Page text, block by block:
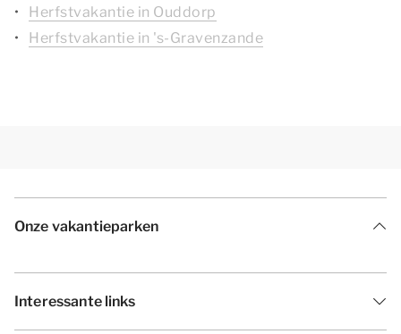
Herfstvakantie in Ouddorp
Herfstvakantie in 's-Gravenzande
Onze vakantieparken
Interessante links